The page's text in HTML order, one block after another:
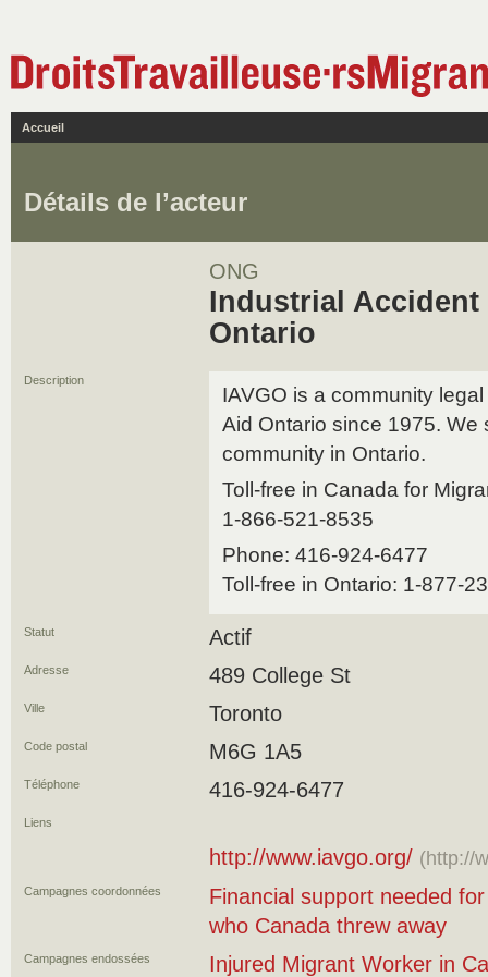
Accueil
Détails de l’acteur
ONG
Industrial Accident
Ontario
Description
IAVGO is a community
Aid Ontario since 1975. We
community in Ontario.
Toll-free in Canada for
1-866-521-8535
Phone: 416-924-6477
Toll-free in Ontario: 1-877-
Statut Actif
Adresse 489 College St
Ville Toronto
Code postal M6G 1A5
Téléphone 416-924-6477
Liens
http://www.iavgo.org/ (http://
Campagnes coordonnées
Financial support needed
who Canada threw away
Campagnes endossées Injured Migrant Worker in